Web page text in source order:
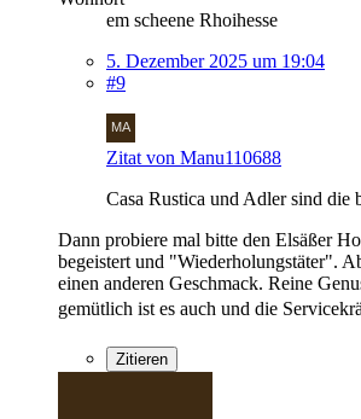
em scheene Rhoihesse
5. Dezember 2025 um 19:04
#9
Zitat von Manu110688
Casa Rustica und Adler sind die
Dann probiere mal bitte den Elsäßer
begeistert und "Wiederholungstäter".
einen anderen Geschmack. Reine
gemütlich ist es auch und die
Zitieren